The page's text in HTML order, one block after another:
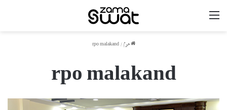
ھوم /
rpo malakand
rpo malakand